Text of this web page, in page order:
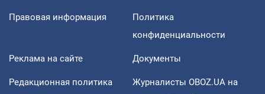
Правовая информация
Политика
конфиденциальности
Реклама на сайте Документы
Редакционная политика
Журналисты OBOZ.UA на